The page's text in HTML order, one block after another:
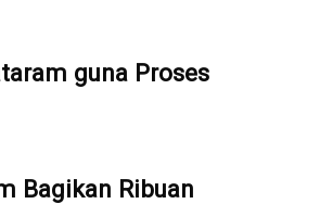
guna Proses
Bagikan Ribuan